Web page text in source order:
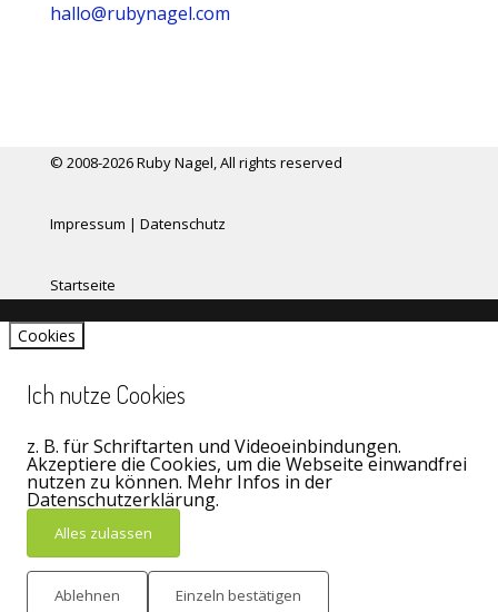
hallo@rubynagel.com
© 2008-2026 Ruby Nagel, All rights reserved
Impressum | Datenschutz
Startseite
Cookies
Ich nutze Cookies
z. B. für Schriftarten und Videoeinbindungen.
Akzeptiere die Cookies, um die Webseite einwandfrei
nutzen zu können. Mehr Infos in der
Datenschutzerklärung.
Alles zulassen
Ablehnen Einzeln bestätigen